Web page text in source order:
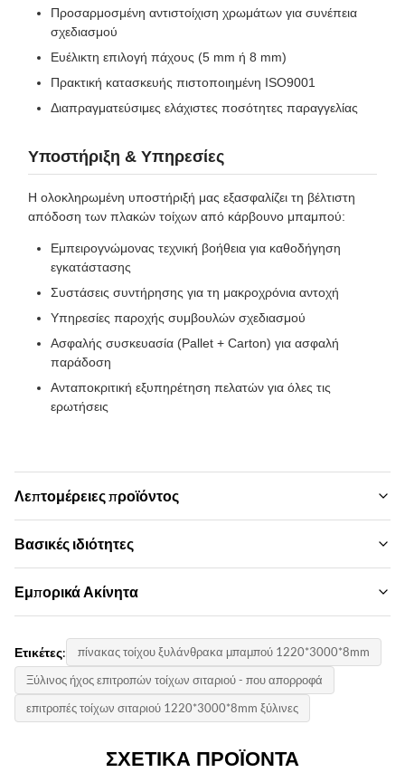
Προσαρμοσμένη αντιστοίχιση χρωμάτων για συνέπεια
σχεδιασμού
Ευέλικτη επιλογή πάχους (5 mm ή 8 mm)
Πρακτική κατασκευής πιστοποιημένη ISO9001
Διαπραγματεύσιμες ελάχιστες ποσότητες παραγγελίας
Υποστήριξη & Υπηρεσίες
Η ολοκληρωμένη υποστήριξή μας εξασφαλίζει τη βέλτιστη
απόδοση των πλακών τοίχων από κάρβουνο μπαμπού:
Εμπειρογνώμονας τεχνική βοήθεια για καθοδήγηση
εγκατάστασης
Συστάσεις συντήρησης για τη μακροχρόνια αντοχή
Υπηρεσίες παροχής συμβουλών σχεδιασμού
Ασφαλής συσκευασία (Pallet + Carton) για ασφαλή
παράδοση
Ανταποκριτική εξυπηρέτηση πελατών για όλες τις
ερωτήσεις
Λεπτομέρειες προϊόντος
Width:
Color:
Προσαρμοσμένο
Fire Rating:
Επίπεδο Β
Style:
Βασικές ιδιότητες
Επωνυμία:
Μοντέλο προϊόντος:
Προσαρμοσμένο
πιστοποιητικό:
Χώρα προέλευσης:
Εμπορικά Ακίνητα
1000 φωτογραφίες
Τιμή μονάδων:
$20-$40 /pic
Ετικέτες:
πίνακας τοίχου ξυλάνθρακα μπαμπού 1220*3000*8mm
Ξύλινος ήχος επιτροπών τοίχων σιταριού - που απορροφά
επιτροπές τοίχων σιταριού 1220*3000*8mm ξύλινες
ΣΧΕΤΙΚΆ ΠΡΟΪΌΝΤΑ